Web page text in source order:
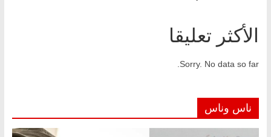
الأكثر تعليقا
Sorry. No data so far.
ناس وناس